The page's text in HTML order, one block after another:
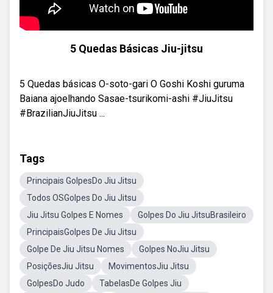
5 Quedas Básicas Jiu-jitsu
5 Quedas básicas O-soto-gari O Goshi Koshi guruma
Baiana ajoelhando Sasae-tsurikomi-ashi #JiuJitsu
#BrazilianJiuJitsu ...
Tags
Principais GolpesDo Jiu Jitsu
Todos OSGolpes Do Jiu Jitsu
Jiu Jitsu Golpes E Nomes
Golpes Do Jiu JitsuBrasileiro
PrincipaisGolpes De Jiu Jitsu
Golpe De Jiu Jitsu Nomes
Golpes NoJiu Jitsu
PosiçõesJiu Jitsu
MovimentosJiu Jitsu
GolpesDo Judo
TabelasDe Golpes Jiu